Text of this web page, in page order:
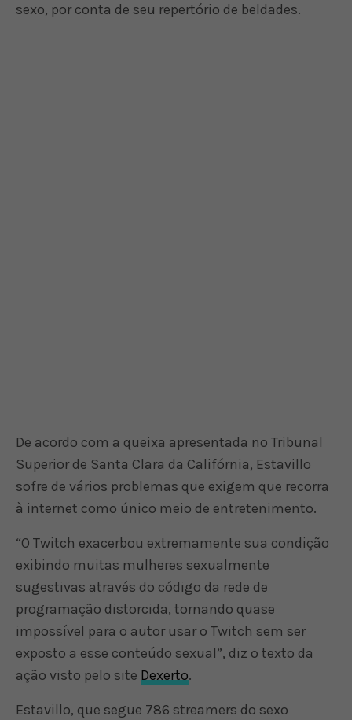
sexo, por conta de seu repertório de beldades.
De acordo com a queixa apresentada no Tribunal
Superior de Santa Clara da Califórnia, Estavillo
sofre de vários problemas que exigem que recorra
à internet como único meio de entretenimento.
“O Twitch exacerbou extremamente sua condição
exibindo muitas mulheres sexualmente
sugestivas através do código da rede de
programação distorcida, tornando quase
impossível para o autor usar o Twitch sem ser
exposto a esse conteúdo sexual”, diz o texto da
ação visto pelo site Dexerto.
Estavillo, que segue 786 streamers do sexo